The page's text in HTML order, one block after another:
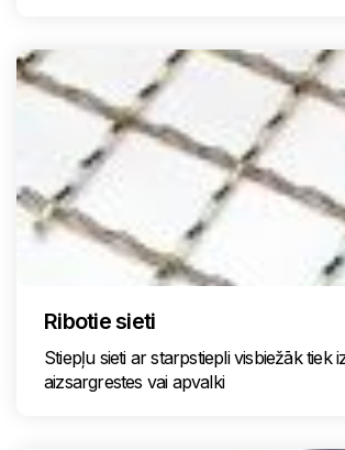
Ribotie sieti
Stiepļu sieti ar starpstiepli visbiežāk tiek
aizsargrestes vai apvalki